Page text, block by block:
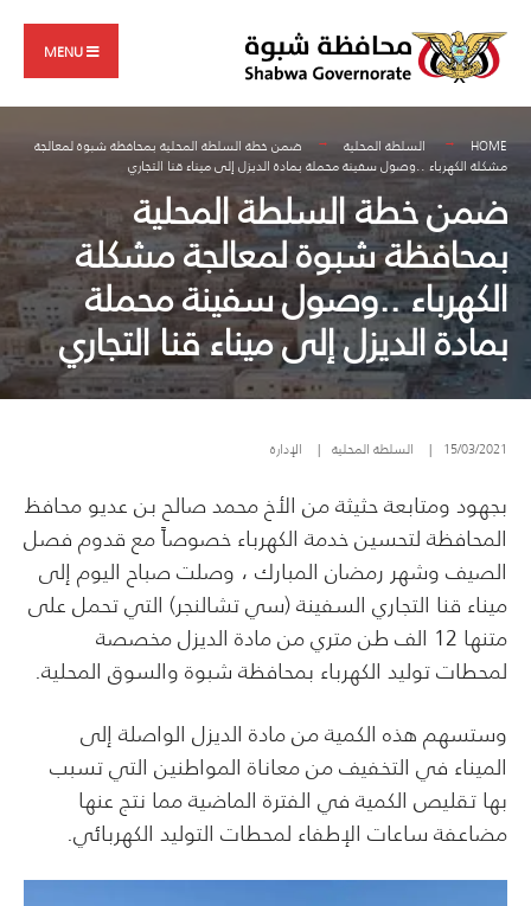
content
MENU
HOME السلطة المحلية
ضمن خطة السلطة المحلية بمحافظة شبوة لمعالجة
مشكلة الكهرباء ..وصول سفينة محملة بمادة الديزل إلى ميناء قنا التجاري
ضمن خطة السلطة المحلية
بمحافظة شبوة لمعالجة مشكلة
الكهرباء ..وصول سفينة محملة
بمادة الديزل إلى ميناء قنا التجاري
15/03/2021
| السلطة المحلية | الإدارة
بجهود ومتابعة حثيثة من الأخ محمد صالح بن عديو محافظ
المحافظة لتحسين خدمة الكهرباء خصوصاً مع قدوم فصل
الصيف وشهر رمضان المبارك ، وصلت صباح اليوم إلى
ميناء قنا التجاري السفينة (سي تشالنجر) التي تحمل على
متنها 12 الف طن متري من مادة الديزل مخصصة
لمحطات توليد الكهرباء بمحافظة شبوة والسوق المحلية.
وستسهم هذه الكمية من مادة الديزل الواصلة إلى
الميناء في التخفيف من معاناة المواطنين التي تسبب
بها تقليص الكمية في الفترة الماضية مما نتج عنها
مضاعفة ساعات الإطفاء لمحطات التوليد الكهربائي.
for: